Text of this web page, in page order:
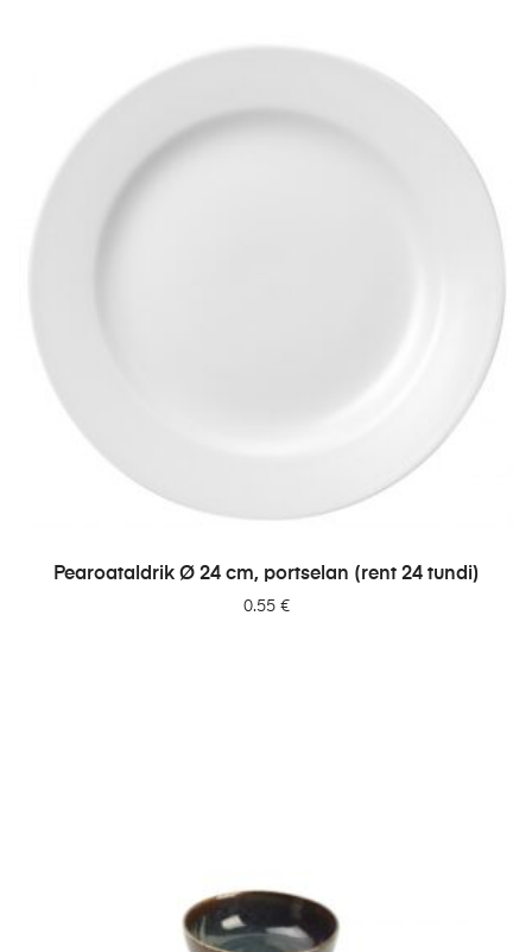
LISA PÄRINGUSSE
Pearoataldrik Ø 24 cm, portselan (rent 24 tundi)
0.55 €